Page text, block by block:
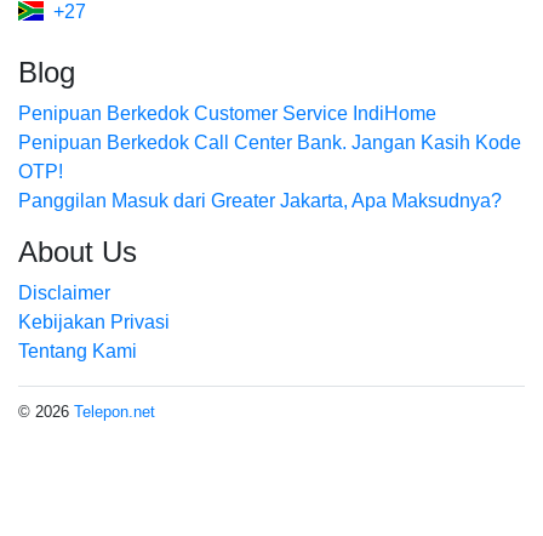
+27
Blog
Penipuan Berkedok Customer Service IndiHome
Penipuan Berkedok Call Center Bank. Jangan Kasih Kode
OTP!
Panggilan Masuk dari Greater Jakarta, Apa Maksudnya?
About Us
Disclaimer
Kebijakan Privasi
Tentang Kami
© 2026 Telepon.net